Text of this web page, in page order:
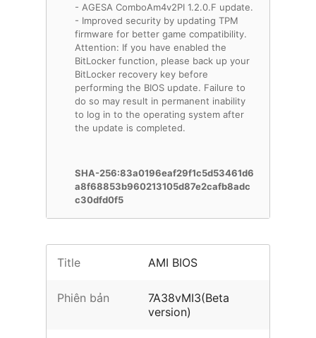
- AGESA ComboAm4v2PI 1.2.0.F update.
- Improved security by updating TPM
firmware for better game compatibility.
Attention: If you have enabled the
BitLocker function, please back up your
BitLocker recovery key before
performing the BIOS update. Failure to
do so may result in permanent inability
to log in to the operating system after
the update is completed.
SHA-256:83a0196eaf29f1c5d53461d6
a8f68853b960213105d87e2cafb8adc
c30dfd0f5
Title AMI BIOS
Phiên bản
7A38vMI3(Beta
version)